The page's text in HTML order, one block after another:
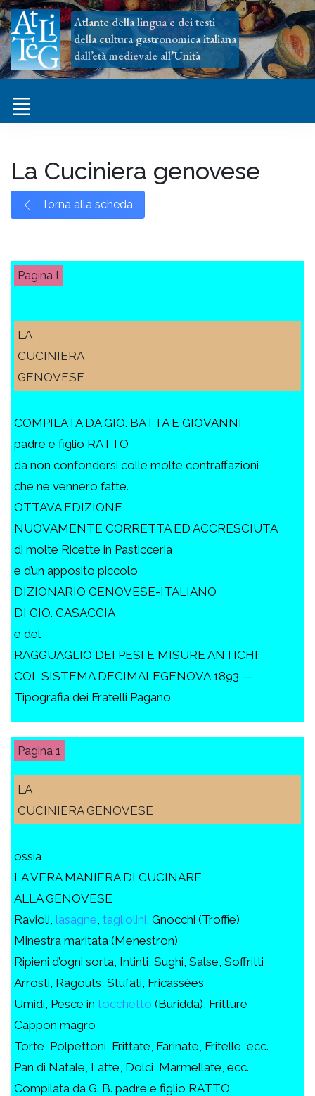
Atlante della lingua e dei testi
della cultura gastronomica italiana
dall’età medievale all’Unità
La Cuciniera genovese
Torna alla scheda
I
LA
CUCINIERA
GENOVESE
COMPILATA DA GIO. BATTA E GIOVANNI
padre e figlio RATTO
da non confondersi colle molte contraffazioni
che ne vennero fatte.
OTTAVA EDIZIONE
NUOVAMENTE CORRETTA ED ACCRESCIUTA
di molte Ricette in Pasticceria
e d’un apposito piccolo
DIZIONARIO GENOVESE-ITALIANO
DI GIO. CASACCIA
e del
RAGGUAGLIO DEI PESI E MISURE ANTICHI
COL SISTEMA DECIMALEGENOVA 1893 —
Tipografia dei Fratelli Pagano
1
LA
CUCINIERA GENOVESE
ossia
LA VERA MANIERA DI CUCINARE
ALLA GENOVESE
Ravioli, lasagne tagliolini , Gnocchi (Troffie)
Minestra maritata (Menestron)
Ripieni d’ogni sorta, Intinti, Sughi, Salse, Soffritti
Arrosti, Ragouts, Stufati, Fricassées
Umidi, Pesce in tocchetto (Buridda), Fritture
Cappon magro
Torte, Polpettoni, Frittate, Farinate, Fritelle, ecc.
Pan di Natale, Latte, Dolci, Marmellate, ecc.
Compilata da G. B. padre e figlio RATTO